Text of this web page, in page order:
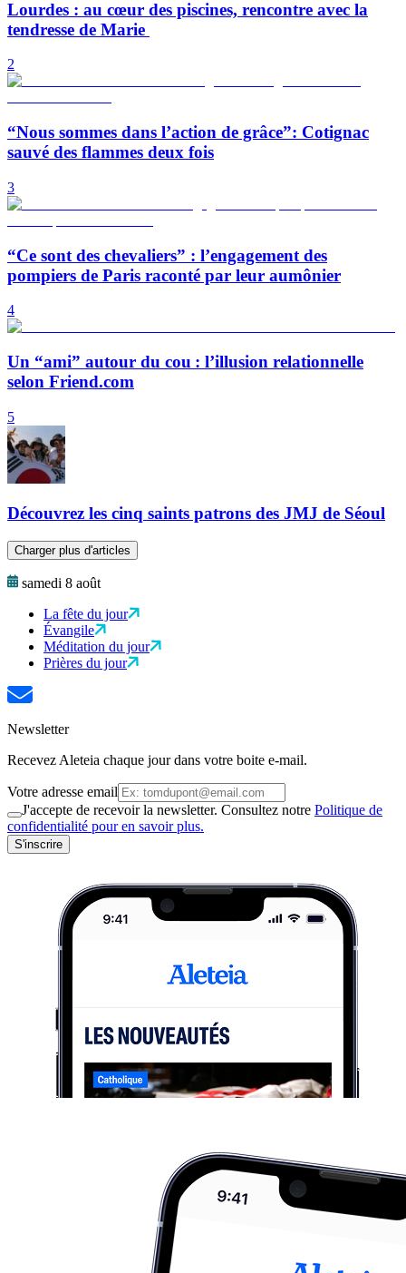
Lourdes : au cœur des piscines, rencontre avec la
tendresse de Marie
2
“Nous sommes dans l’action de grâce”: Cotignac
sauvé des flammes deux fois
3
“Ce sont des chevaliers” : l’engagement des
pompiers de Paris raconté par leur aumônier
4
Un “ami” autour du cou : l’illusion relationnelle
selon Friend.com
5
Découvrez les cinq saints patrons des JMJ de Séoul
Charger plus d'articles
samedi 8 août
La fête du jour
Évangile
Méditation du jour
Prières du jour
Newsletter
Recevez Aleteia chaque jour dans votre boite e-mail.
Votre adresse email
J'accepte de recevoir la newsletter. Consultez notre Politique de
confidentialité pour en savoir plus.
S'inscrire